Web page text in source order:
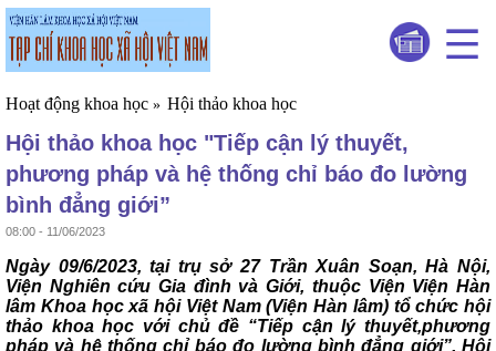
Hoạt động khoa học » Hội thảo khoa học
Hội thảo khoa học "Tiếp cận lý thuyết,
phương pháp và hệ thống chỉ báo đo lường
bình đẳng giới”
08:00 - 11/06/2023
Ngày 09/6/2023, tại trụ sở 27 Trần Xuân Soạn, Hà Nội,
Viện Nghiên cứu Gia đình và Giới, thuộc Viện Viện Hàn
lâm Khoa học xã hội Việt Nam (Viện Hàn lâm) tổ chức hội
thảo khoa học với chủ đề “Tiếp cận lý thuyết,phương
pháp và hệ thống chỉ báo đo lường bình đẳng giới”, Hội